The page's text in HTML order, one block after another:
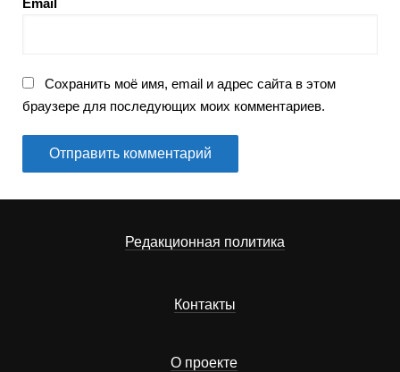
Сохранить моё имя, email и адрес сайта в этом
браузере для последующих моих комментариев.
Редакционная политика
Контакты
О проекте